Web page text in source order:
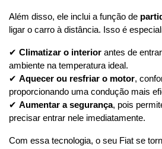
Além disso, ele inclui a função de
ligar o carro à distância. Isso é
✔ Climatizar o interior antes de
ambiente na temperatura ideal.
✔ Aquecer ou resfriar o motor,
proporcionando uma condução mais
✔ Aumentar a segurança, pois
precisar entrar nele imediatamente.
Com essa tecnologia, o seu Fiat se